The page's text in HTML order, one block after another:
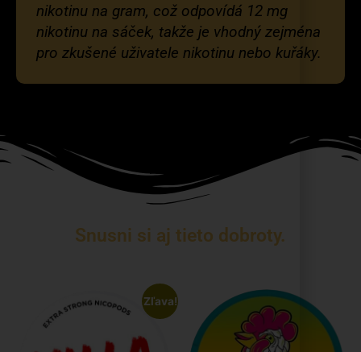
nikotinu na gram, což odpovídá 12 mg
nikotinu na sáček, takže je vhodný zejména
pro zkušené uživatele nikotinu nebo kuřáky.
Snusni si aj tieto dobroty.
Zľava!